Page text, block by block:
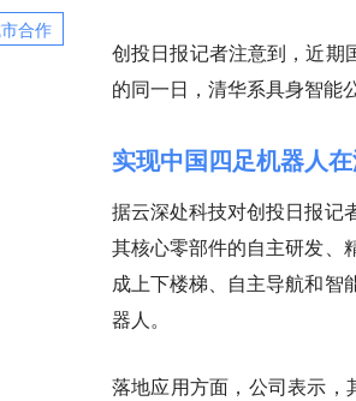
合作
创投日报记者注意到，近期
的同一日，清华系具身智能
实现中国四足机器人
据云深处科技对创投日报记
其核心零部件的自主研发、
成上下楼梯、自主导航和智
器人。
落地应用方面，公司表示